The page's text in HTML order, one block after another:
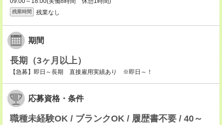
残業時間 残業なし
期間
長期（3ヶ月以上）
【急募】即日～長期 直接雇用実績あり ※即日～！
応募資格・条件
職種未経験OK / ブランクOK / 履歴書不要 / 40～